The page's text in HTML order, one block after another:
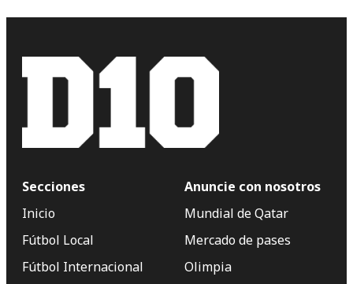
Secciones
Inicio
Fútbol Local
Fútbol Internacional
Anuncie con nosotros
Mundial de Qatar
Mercado de pases
Olimpia